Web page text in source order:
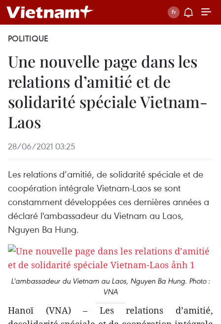
POLITIQUE
Une nouvelle page dans les
relations d’amitié et de
solidarité spéciale Vietnam-
Laos
28/06/2021 03:25
Les relations d’amitié, de solidarité spéciale et de
coopération intégrale Vietnam-Laos se sont
constamment développées ces dernières années a
déclaré l'ambassadeur du Vietnam au Laos,
Nguyen Ba Hung.
L'ambassadeur du Vietnam au Laos, Nguyen Ba Hung. Photo :
VNA
Hanoï (VNA) – Les relations d’amitié,